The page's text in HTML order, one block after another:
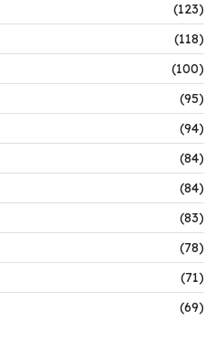
(123)
(118)
(100)
(95)
(94)
(84)
(84)
(83)
(78)
(71)
(69)